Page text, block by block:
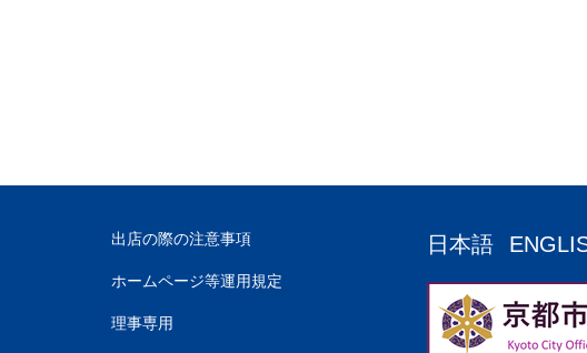
出店の際の注意事項
ホームページ等運用規定
理事専用
日本語